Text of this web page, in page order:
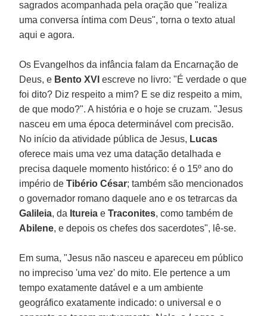
sagrados acompanhada pela oração que "realiza
uma conversa íntima com Deus", torna o texto atual
aqui e agora.
Os Evangelhos da infância falam da Encarnação de
Deus, e Bento XVIescreve no livro: "É verdade o que
foi dito? Diz respeito a mim? E se diz respeito a mim,
de que modo?". A história e o hoje se cruzam. "Jesus
nasceu em uma época determinável com precisão.
No início da atividade pública de Jesus, Lucas
oferece mais uma vez uma datação detalhada e
precisa daquele momento histórico: é o 15º ano do
império deTibério César; também são mencionados
o governador romano daquele ano e os tetrarcas da
Galileia, da ItureiaeTraconites, como também de
Abilene, e depois os chefes dos sacerdotes", lê-se.
Em suma, "Jesus não nasceu e apareceu em público
no impreciso 'uma vez' do mito. Ele pertence a um
tempo exatamente datável e a um ambiente
geográfico exatamente indicado: o universal e o